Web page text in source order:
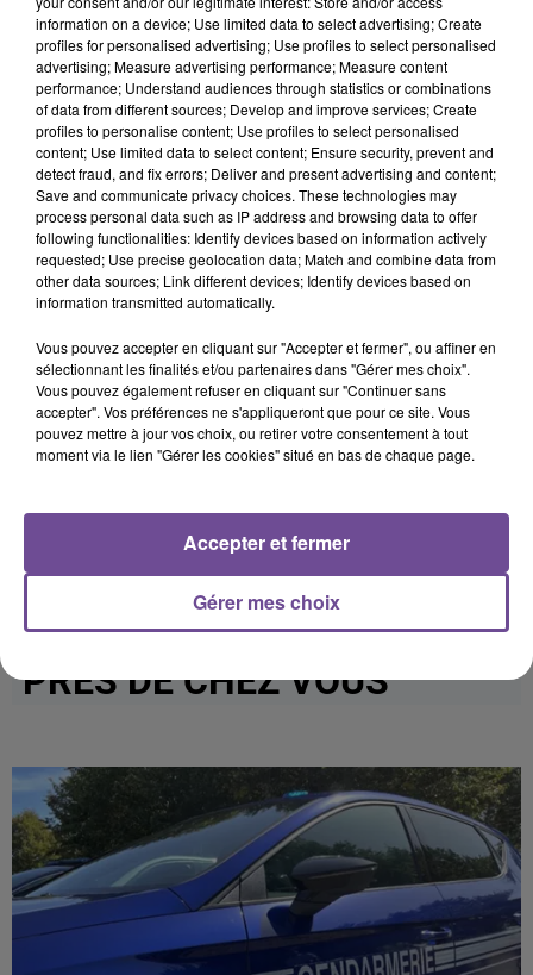
12h56
12h56
Katy Perry
Firework
12h53
12h53
ADÈLE CASTILLON
Été Avec Toi
12h51
12h51
RIDSA
Rosa
Cet élément est masqué compte-tenu du refus du
dépôt de cookies que vous avez exprimé. Si vous
souhaitez l'afficher, merci de nous donner votre accord
en cliquant sur le bouton ci-dessous.
PRÈS DE CHEZ VOUS
information on a device; Use limited data to select advertising; Create
profiles for personalised advertising; Use profiles to select personalised
advertising; Measure advertising performance; Measure content
performance; Understand audiences through statistics or combinations
of data from different sources; Develop and improve services; Create
profiles to personalise content; Use profiles to select personalised
content; Use limited data to select content; Ensure security, prevent and
detect fraud, and fix errors; Deliver and present advertising and content;
Save and communicate privacy choices. These technologies may
process personal data such as IP address and browsing data to offer
following functionalities: Identify devices based on information actively
requested; Use precise geolocation data; Match and combine data from
other data sources; Link different devices; Identify devices based on
information transmitted automatically.
Vous pouvez accepter en cliquant sur "Accepter et fermer", ou affiner en
sélectionnant les finalités et/ou partenaires dans "Gérer mes choix".
Vous pouvez également refuser en cliquant sur "Continuer sans
accepter". Vos préférences ne s'appliqueront que pour ce site. Vous
pouvez mettre à jour vos choix, ou retirer votre consentement à tout
moment via le lien "Gérer les cookies" situé en bas de chaque page.
Gérer mes choix
Accepter et fermer